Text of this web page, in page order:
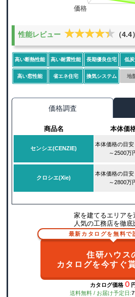
性能レビュー ★★★★★
★★★★★ （4.4）
高い断熱性能 高い耐震性能 長期優良住宅 低
高い窓性能 省エネ住宅 換気システム 地
価格調査
商品名 本体価
センシエ(CENZIE)
本体価格の目安
～2500万
クロシエ(Xie)
本体価格の目安
～2800万
家を建てるエリアを
人気の工務店を徹底
最新カタログを無料で
住研ハウス
カタログを今すぐ
カタログ価格 ０ 円
送料無料 / お届け予定日:7